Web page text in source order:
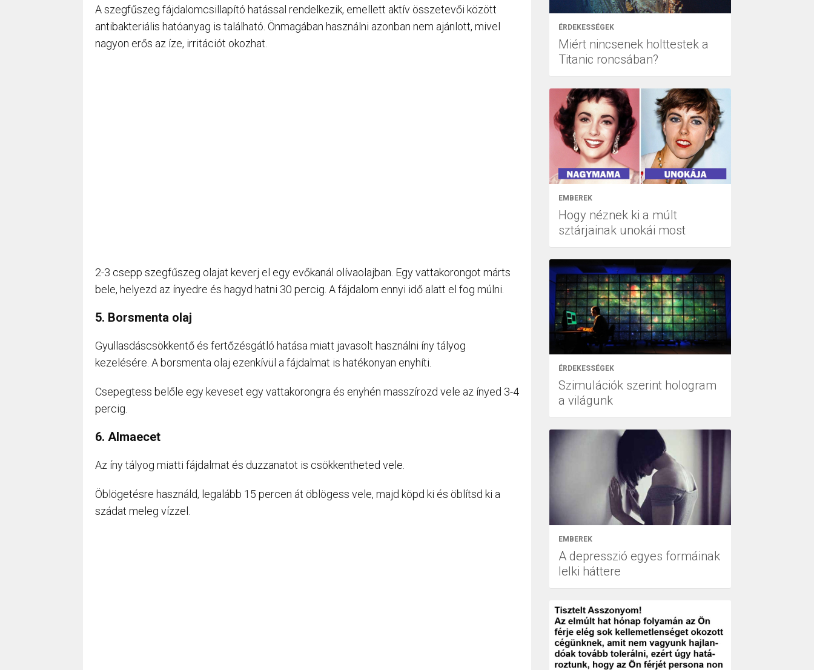
A szegfűszeg fájdalomcsillapító hatással rendelkezik, emellett aktív összetevői között
antibakteriális hatóanyag is található. Önmagában használni azonban nem ajánlott, mivel
nagyon erős az íze, irritációt okozhat.
2-3 csepp szegfűszeg olajat keverj el egy evőkanál olívaolajban. Egy vattakorongot márts
bele, helyezd az ínyedre és hagyd hatni 30 percig. A fájdalom ennyi idő alatt el fog múlni.
5. Borsmenta olaj
Gyullasdáscsökkentő és fertőzésgátló hatása miatt javasolt használni íny tályog
kezelésére. A borsmenta olaj ezenkívül a fájdalmat is hatékonyan enyhíti.
Csepegtess belőle egy keveset egy vattakorongra és enyhén masszírozd vele az ínyed 3-4
percig.
6. Almaecet
Az íny tályog miatti fájdalmat és duzzanatot is csökkentheted vele.
Öblögetésre használd, legalább 15 percen át öblögess vele, majd köpd ki és öblítsd ki a
szádat meleg vízzel.
ÉRDEKESSÉGEK
Miért nincsenek holttestek a
Titanic roncsában?
EMBEREK
Hogy néznek ki a múlt
sztárjainak unokái most
ÉRDEKESSÉGEK
Szimulációk szerint hologram
a világunk
EMBEREK
A depresszió egyes formáinak
lelki háttere